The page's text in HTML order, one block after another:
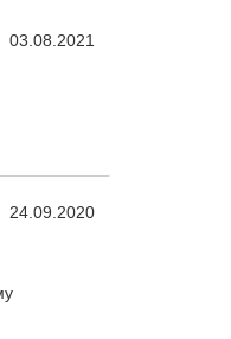
03.08.2021
24.09.2020